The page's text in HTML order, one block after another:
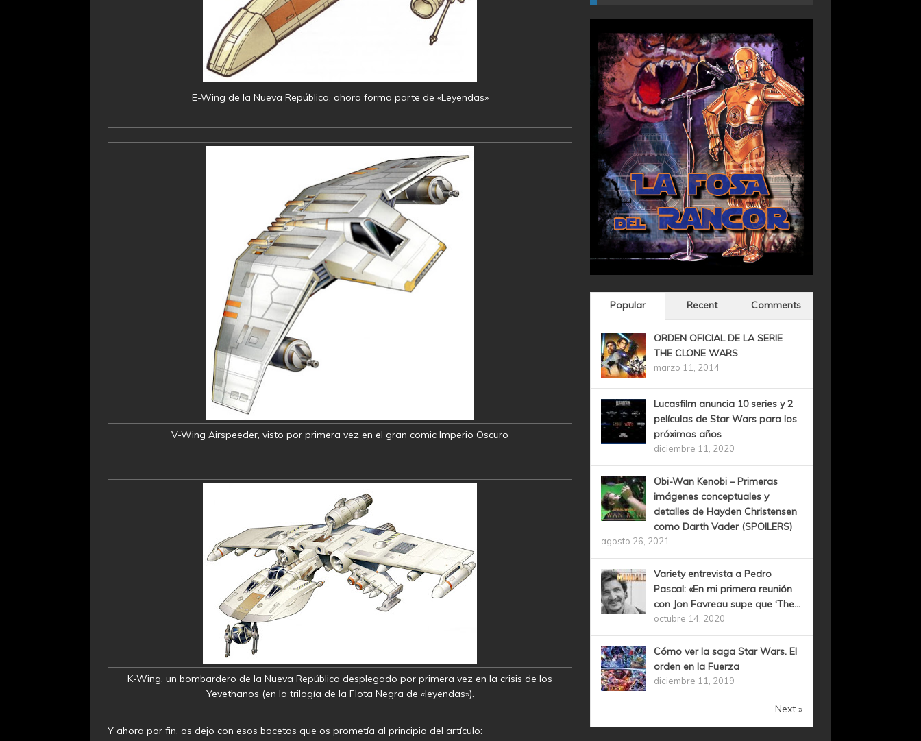
E-Wing de la Nueva República, ahora forma parte de «Leyendas»
V-Wing Airspeeder, visto por primera vez en el gran comic Imperio Oscuro
K-Wing, un bombardero de la Nueva República desplegado por primera vez en la crisis de los
Yevethanos (en la trilogía de la Flota Negra de «leyendas»).
Y ahora por fin, os dejo con esos bocetos que os prometía al principio del artículo:
Popular Recent Comments
ORDEN OFICIAL DE LA SERIE
THE CLONE WARS
marzo 11, 2014
Lucasfilm anuncia 10 series y 2
películas de Star Wars para los
próximos años
diciembre 11, 2020
Obi-Wan Kenobi – Primeras
imágenes conceptuales y
detalles de Hayden Christensen
como Darth Vader (SPOILERS)
agosto 26, 2021
Variety entrevista a Pedro
Pascal: «En mi primera reunión
con Jon Favreau supe que ‘The...
octubre 14, 2020
Cómo ver la saga Star Wars. El
orden en la Fuerza
diciembre 11, 2019
Next »